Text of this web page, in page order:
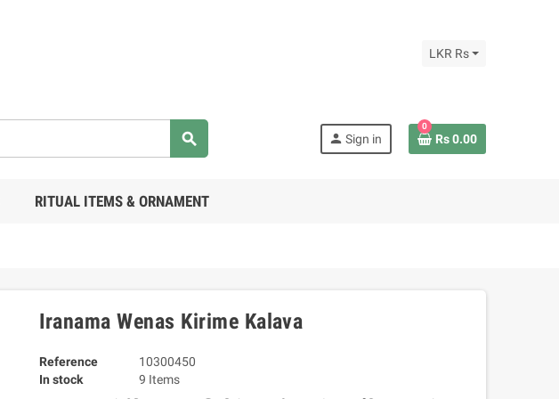
LKR Rs
search person Sign in
0
Rs 0.00
RITUAL ITEMS & ORNAMENT
Iranama Wenas Kirime Kalava
Reference
10300450
In stock
9 Items